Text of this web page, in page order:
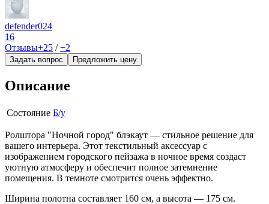
defender024
16
Отзывы+25 /−2
Задать вопрос Предложить цену
Описание
Состояние Б/у
Ролштора "Ночной город" блэкаут — стильное решение для
вашего интерьера. Этот текстильный аксессуар с
изображением городского пейзажа в ночное время создаст
уютную атмосферу и обеспечит полное затемнение
помещения. В темноте смотрится очень эффектно.
Ширина полотна составляет 160 см, а высота — 175 см.